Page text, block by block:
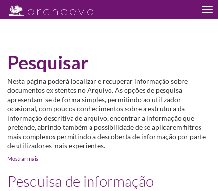
Pesquisar
Nesta página poderá localizar e recuperar informação sobre
documentos existentes no Arquivo. As opções de pesquisa
apresentam-se de forma simples, permitindo ao utilizador
ocasional, com poucos conhecimentos sobre a estrutura da
informação descritiva de arquivo, encontrar a informação que
pretende, abrindo também a possibilidade de se aplicarem filtros
mais complexos permitindo a descoberta de informação por parte
de utilizadores mais experientes.
Mostrar mais
Pesquisa de informação